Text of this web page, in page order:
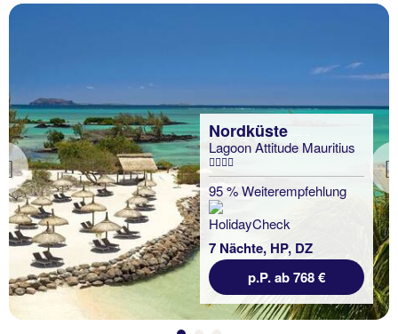
Previous
Nordküste
Lagoon Attitude Mauritius
95 % Weiterempfehlung
7 Nächte, HP, DZ
p.P. ab 768 €